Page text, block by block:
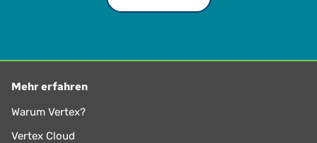
Mehr erfahren
Warum Vertex?
Vertex Cloud